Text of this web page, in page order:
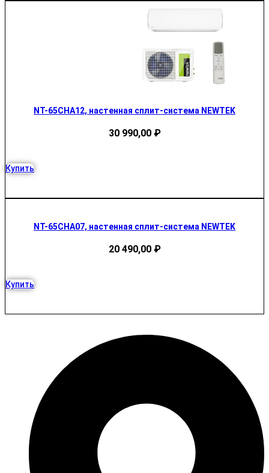
NT-65CHA12, настенная сплит-система NEWTEK
30 990,00 ₽
Купить
NT-65CHA07, настенная сплит-система NEWTEK
20 490,00 ₽
Купить